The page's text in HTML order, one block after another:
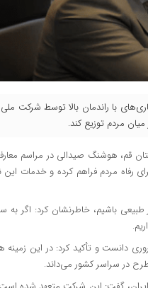
با راندمان بالا توسط شرکت
مردم توزیع کند.
قم، هوشنگ صیدالی در مراسم
رفاه مردم فراهم کرده و خدمات این
باشیم، خاطرنشان کرد: اگر به
دانست و تأکید کرد: در این زمینه
در سراسر کشور می‌داند.